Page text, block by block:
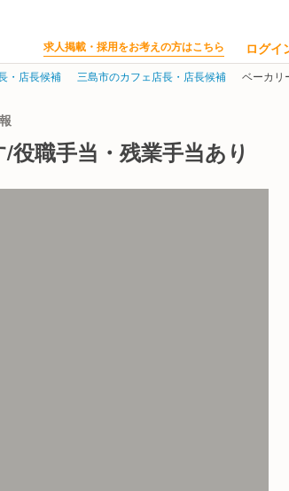
求人掲載・採用をお考えの方はこちら ログイ
・店長候補 三島市のカフェ店長・店長候補 ベーカリ
職手当・残業手当あり